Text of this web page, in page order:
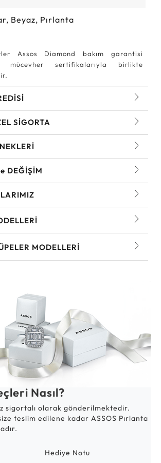
Beyaz, Pırlanta
Assos Diamond bakım garantisi
mücevher sertifikalarıyla birlikte
SİGORTA
DEĞİŞİM
MODELLERI
Nasıl?
sigortalı olarak gönderilmektedir.
teslim edilene kadar ASSOS Pırlanta
Hediye Notu